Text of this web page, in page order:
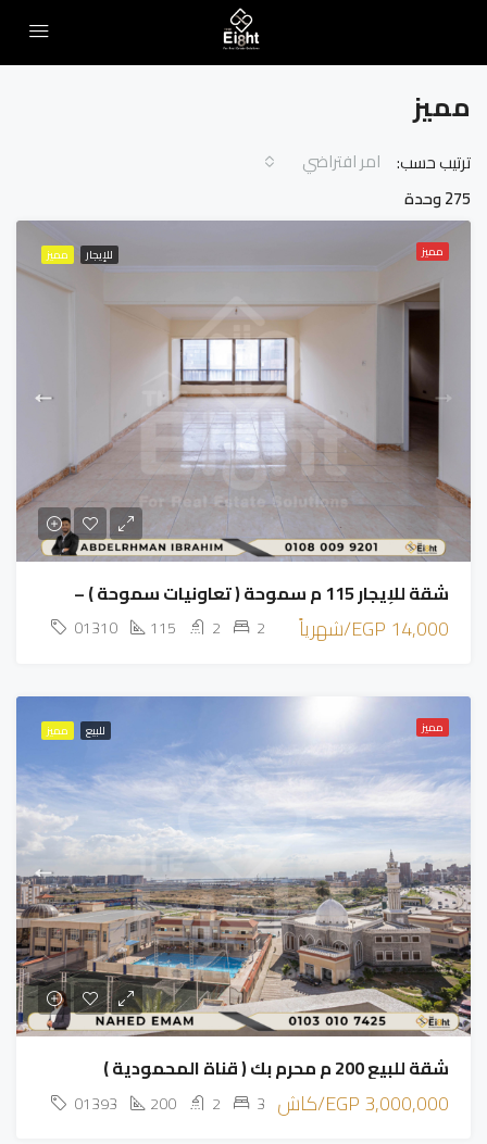
مميز
275 وحدة
ترتيب حسب: امر افتراضي
مميز للإيجار مميز
شقة للإيجار 115 م سموحة ( تعاونيات سموحة ) –
14,000 EGP/شهرياً 2
2
115
01310
مميز للبيع مميز
شقة للبيع 200 م محرم بك ( قناة المحمودية )
3,000,000 EGP/كاش 3
2
200
01393